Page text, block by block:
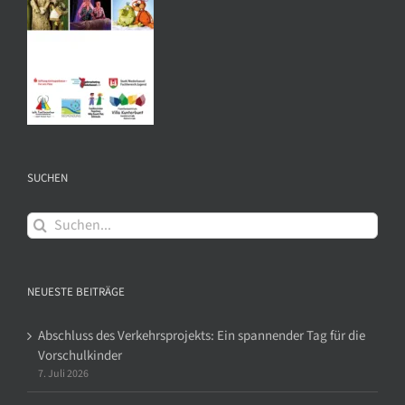
SUCHEN
Suche
nach:
NEUESTE BEITRÄGE
Abschluss des Verkehrsprojekts: Ein spannender Tag für die
Vorschulkinder
7. Juli 2026